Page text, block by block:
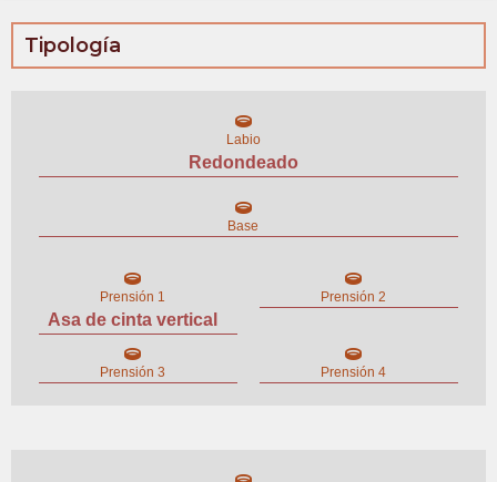
Tipología
Labio
Redondeado
Base
Prensión 1
Asa de cinta vertical
Prensión 2
Prensión 3 Prensión 4